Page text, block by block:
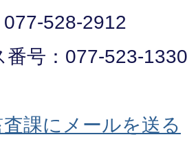
528-2912
番号：077-523-1330
課にメールを送る